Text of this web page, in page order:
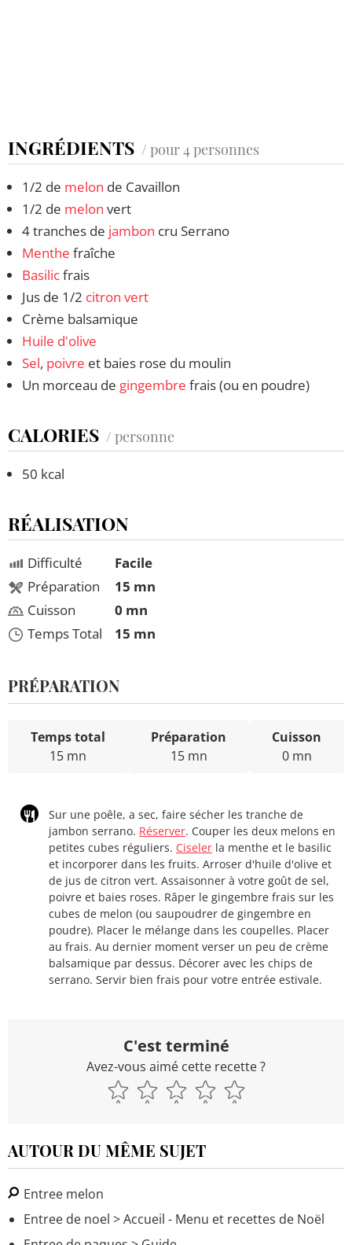
INGRÉDIENTS / pour 4 personnes
1/2 de melon de Cavaillon
1/2 de melon vert
4 tranches de jambon cru Serrano
Menthe fraîche
Basilicfrais
Jus de 1/2 citron vert
Crème balsamique
Huile d'olive
Sel, poivre et baies rose du moulin
Un morceau de gingembre frais (ou en poudre)
CALORIES / personne
50 kcal
RÉALISATION
Difficulté
Préparation
Cuisson
Temps Total
Facile
15 mn
0 mn
15 mn
PRÉPARATION
Temps total
15 mn
Préparation
15 mn
Cuisson
0 mn
Sur une poêle, a sec, faire sécher les tranche de
jambon serrano. Réserver. Couper les deux melons en
petites cubes réguliers. Ciseler la menthe et le basilic
et incorporer dans les fruits. Arroser d'huile d'olive et
de jus de citron vert. Assaisonner à votre goût de sel,
poivre et baies roses. Râper le gingembre frais sur les
cubes de melon (ou saupoudrer de gingembre en
poudre). Placer le mélange dans les coupelles. Placer
au frais. Au dernier moment verser un peu de crème
balsamique par dessus. Décorer avec les chips de
serrano. Servir bien frais pour votre entrée estivale.
C'est terminé
Avez-vous aimé cette recette ?
AUTOUR DU MÊME SUJET
Entree melon
Entree de noel > Accueil - Menu et recettes de Noël